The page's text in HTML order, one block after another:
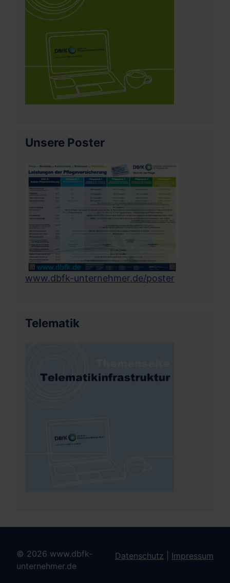
Unsere Poster
www.dbfk-unternehmer.de/poster
Telematik
© 2026 www.dbfk-
unternehmer.de
Datenschutz Impressum